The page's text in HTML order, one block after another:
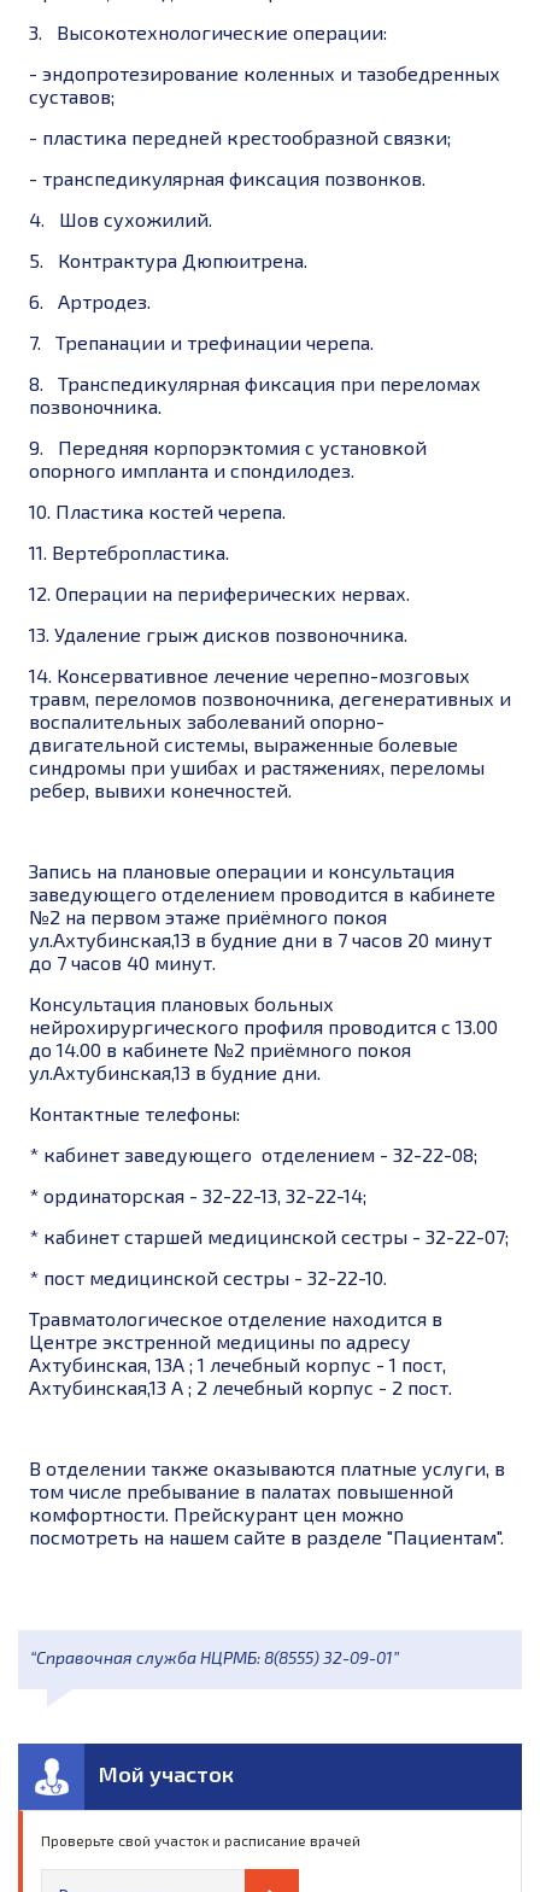
3.
Высокотехнологические операции:
- эндопротезирование коленных и тазобедренных
суставов;
- пластика передней крестообразной связки;
- транспедикулярная фиксация позвонков.
4.
Шов сухожилий.
5.
Контрактура Дюпюитрена.
6.
Артродез.
7.
Трепанации и трефинации черепа.
8.
Транспедикулярная фиксация при переломах
позвоночника.
9.
Передняя корпорэктомия с установкой
опорного импланта и спондилодез.
10. Пластика костей черепа.
11. Вертебропластика.
12. Операции на периферических нервах.
13. Удаление грыж дисков позвоночника.
14. Консервативное лечение черепно-мозговых
травм, переломов позвоночника, дегенеративных и
воспалительных заболеваний опорно-
двигательной системы, выраженные болевые
синдромы при ушибах и растяжениях, переломы
ребер, вывихи конечностей.
Запись на плановые операции и консультация
заведующего отделением проводится в кабинете
№2 на первом этаже приёмного покоя
ул.Ахтубинская,13 в будние дни в 7 часов 20 минут
до 7 часов 40 минут.
Консультация плановых больных
нейрохирургического профиля проводится с 13.00
до 14.00 в кабинете №2 приёмного покоя
ул.Ахтубинская,13 в будние дни.
Контактные телефоны:
* кабинет заведующего отделением - 32-22-08;
* ординаторская - 32-22-13, 32-22-14;
* кабинет старшей медицинской сестры - 32-22-07;
* пост медицинской сестры - 32-22-10.
Травматологическое отделение находится в
Центре экстренной медицины по адресу
Ахтубинская, 13А ; 1 лечебный корпус - 1 пост,
Ахтубинская,13 А ; 2 лечебный корпус - 2 пост.
В отделении также оказываются платные услуги, в
том числе пребывание в палатах повышенной
комфортности. Прейскурант цен можно
посмотреть на нашем сайте в разделе "Пациентам".
“Справочная служба НЦРМБ: 8(8555) 32-09-01”
Мой участок
Проверьте свой участок и расписание врачей